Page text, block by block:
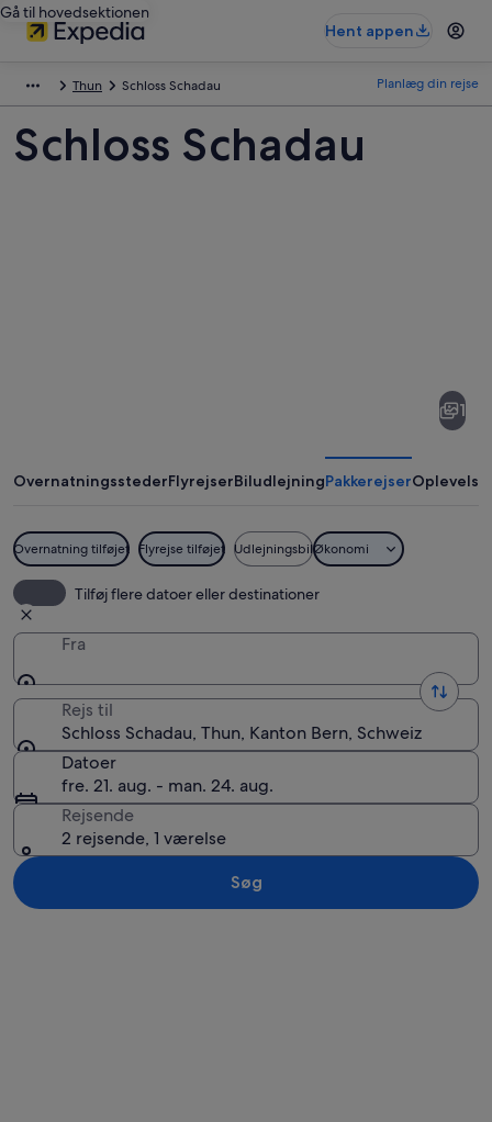
Gå til hovedsektionen
Hent appen
Thun Schloss Schadau Planlæg din rejse
Schloss Schadau
1
OvernatningsstederFlyrejserBiludlejningPakkerejser
Overnatning tilføjet Flyrejse tilføjet UdlejningsbilØkonomi
Tilføj flere datoer eller destinationer
Fra
Rejs til
Schloss Schadau, Thun, Kanton Bern, Schweiz
Datoer
fre. 21. aug. - man. 24. aug.
Rejsende
2 rejsende, 1 værelse
Søg